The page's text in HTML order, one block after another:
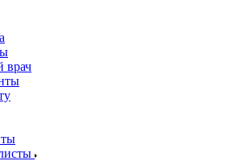
врач